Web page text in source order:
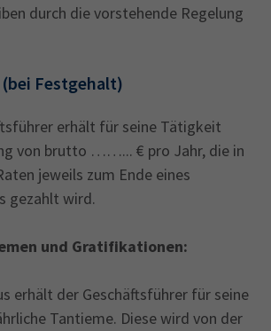
durch die vorstehende Regelung
(bei Festgehalt)
erhält für seine Tätigkeit
von brutto ……... € pro Jahr, die in
jeweils zum Ende eines
gezahlt wird.
und Gratifikationen:
erhält der Geschäftsführer für seine
Tantieme. Diese wird von der